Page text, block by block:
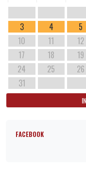
3
4 5
10
11 12
17
18 19
24
25 26
31
FACEBOOK